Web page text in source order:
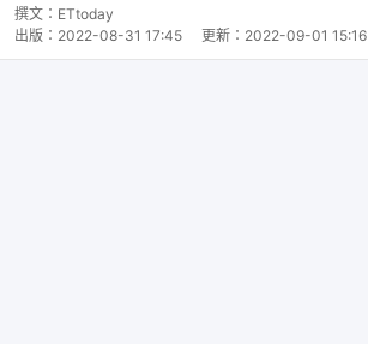
撰文： ETtoday
出版： 2022-08-31 17:45 更新： 2022-09-01 15:16